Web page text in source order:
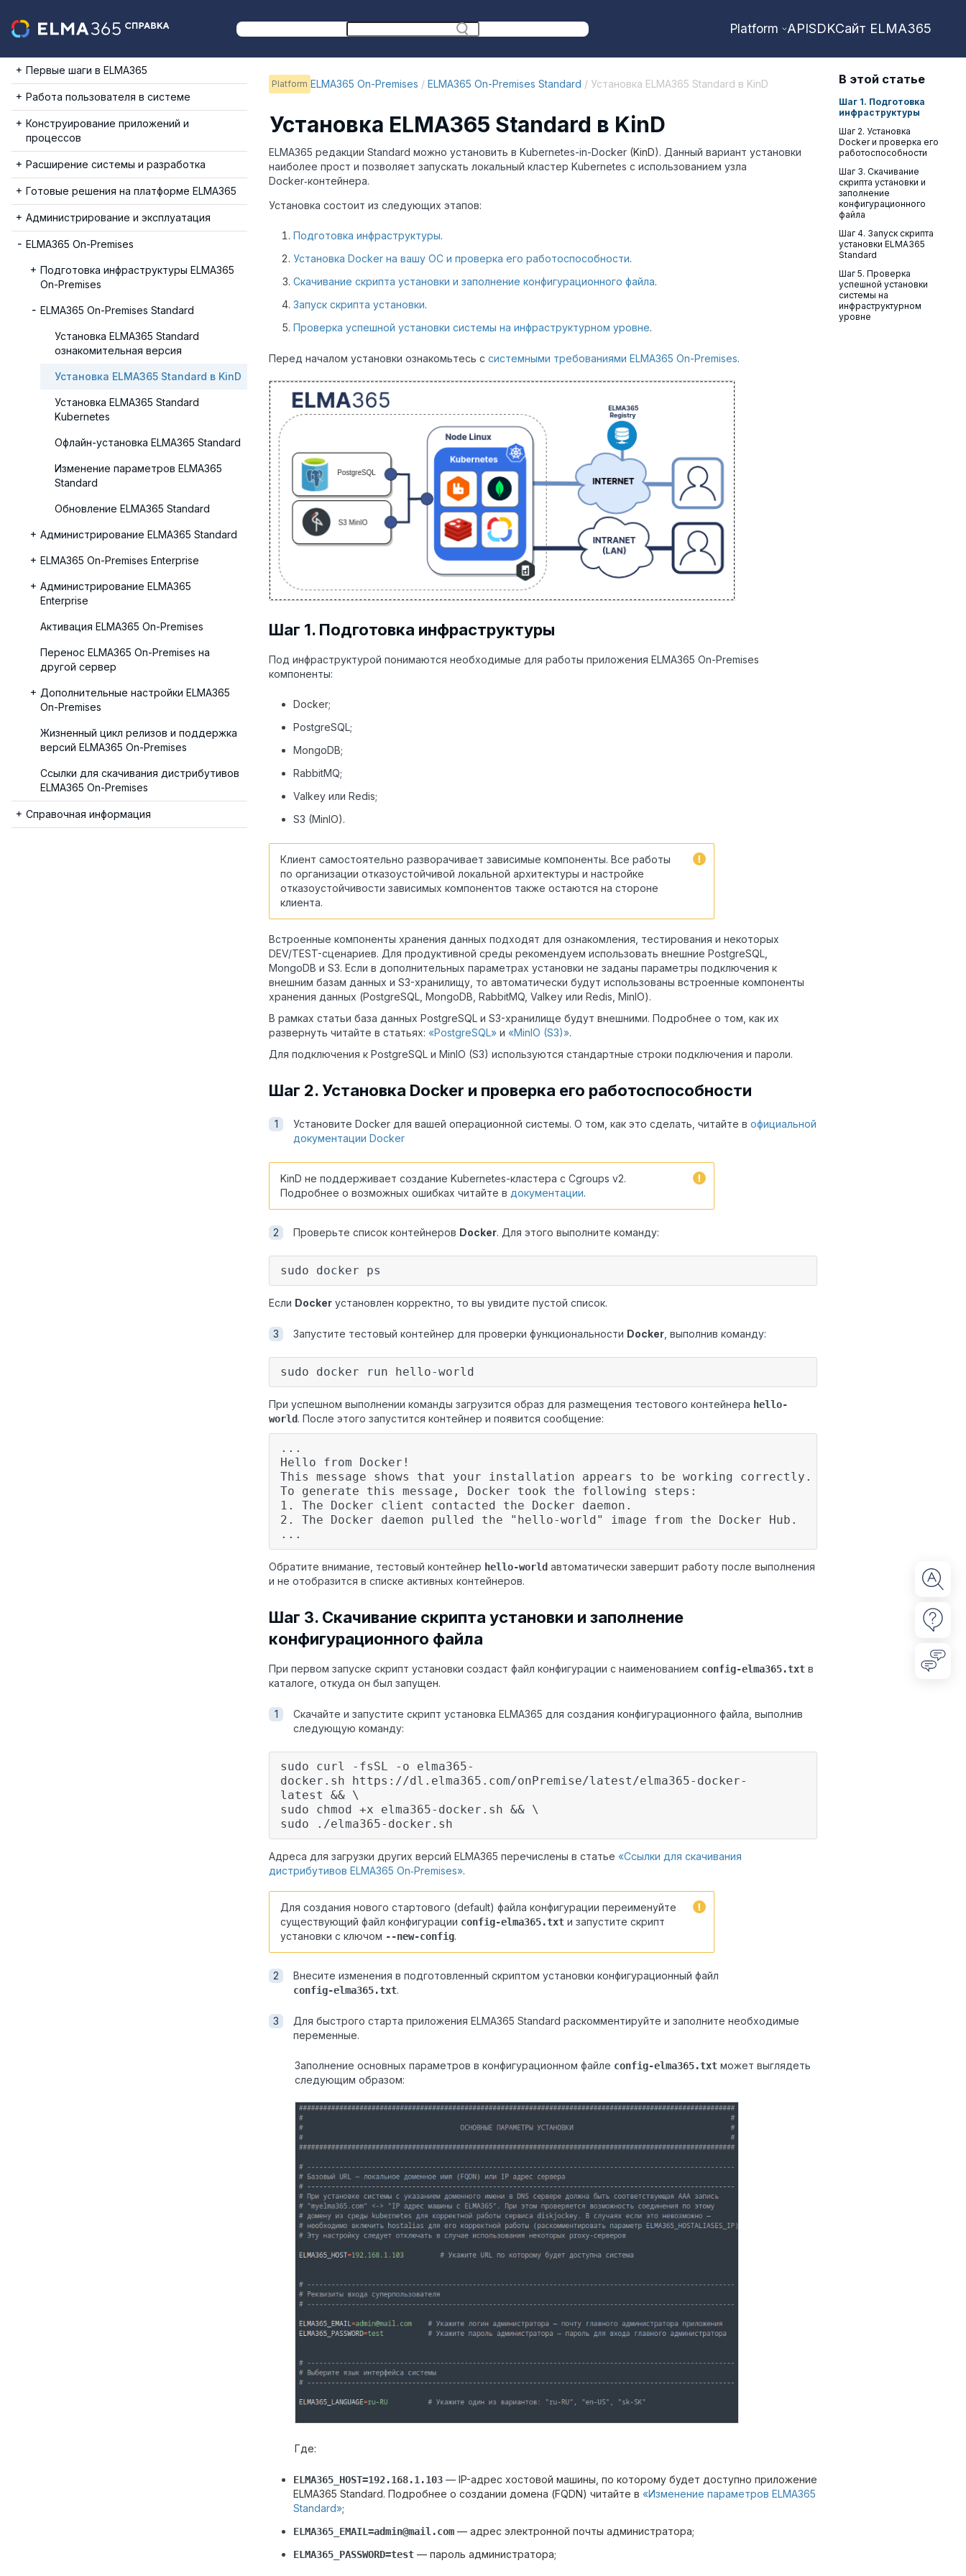
Platform APISDKСайт ELMA365
Первые шаги в ELMA365
Работа пользователя в системе
Конструирование приложений и
процессов
Расширение системы и разработка
Готовые решения на платформе ELMA365
Администрирование и эксплуатация
ELMA365 On-Premises
Подготовка инфраструктуры ELMA365
On-Premises
ELMA365 On-Premises Standard
Установка ELMA365 Standard
ознакомительная версия
Установка ELMA365 Standard в KinD
Установка ELMA365 Standard
Kubernetes
Офлайн-установка ELMA365 Standard
Изменение параметров ELMA365
Standard
Обновление ELMA365 Standard
Администрирование ELMA365 Standard
ELMA365 On-Premises Enterprise
Администрирование ELMA365
Enterprise
Активация ELMA365 On-Premises
Перенос ELMA365 On-Premises на
другой сервер
Дополнительные настройки ELMA365
On-Premises
Жизненный цикл релизов и поддержка
версий ELMA365 On-Premises
Ссылки для скачивания дистрибутивов
ELMA365 On-Premises
Справочная информация
Platform ELMA365 On-Premises / ELMA365 On-Premises Standard / Установка ELMA365 Standard в KinD
Установка ELMA365 Standard в KinD
ELMA365 редакции Standard можно установить в Kubernetes-in-Docker (KinD). Данный вариант установки
наиболее прост и позволяет запускать локальный кластер Kubernetes с использованием узла
Docker‑контейнера.
Установка состоит из следующих этапов:
Подготовка инфраструктуры.
Установка Docker на вашу ОС и проверка его работоспособности.
Скачивание скрипта установки и заполнение конфигурационного файла.
Запуск скрипта установки.
Проверка успешной установки системы на инфраструктурном уровне.
Перед началом установки ознакомьтесь с системными требованиями ELMA365 On-Premises.
Шаг 1. Подготовка инфраструктуры
Под инфраструктурой понимаются необходимые для работы приложения ELMA365 On-Premises
компоненты:
Docker;
PostgreSQL;
MongoDB;
RabbitMQ;
Valkey или Redis;
S3 (MinIO).
Клиент самостоятельно разворачивает зависимые компоненты. Все работы
по организации отказоустойчивой локальной архитектуры и настройке
отказоустойчивости зависимых компонентов также остаются на стороне
клиента.
Встроенные компоненты хранения данных подходят для ознакомления, тестирования и некоторых
DEV/TEST-сценариев. Для продуктивной среды рекомендуем использовать внешние PostgreSQL,
MongoDB и S3. Если в дополнительных параметрах установки не заданы параметры подключения к
внешним базам данных и S3-хранилищу, то автоматически будут использованы встроенные компоненты
хранения данных (PostgreSQL, MongoDB, RabbitMQ, Valkey или Redis, MinIO).
В рамках статьи база данных PostgreSQL и S3-хранилище будут внешними. Подробнее о том, как их
развернуть читайте в статьях: «PostgreSQL» и «MinIO (S3)».
Для подключения к PostgreSQL и MinIO (S3) используются стандартные строки подключения и пароли.
Шаг 2. Установка Docker и проверка его работоспособности
Установите Docker для вашей операционной системы. О том, как это сделать, читайте в официальной
документации Docker
KinD не поддерживает создание Kubernetes-кластера с Cgroups v2.
Подробнее о возможных ошибках читайте в документации.
Проверьте список контейнеров Docker. Для этого выполните команду:
sudo docker ps
Если Docker установлен корректно, то вы увидите пустой список.
Запустите тестовый контейнер для проверки функциональности Docker , выполнив команду:
sudo docker run hello-world
При успешном выполнении команды загрузится образ для размещения тестового контейнера hello-
world. После этого запустится контейнер и появится сообщение:
...
Hello from Docker!
This message shows that your installation appears to be working correctly.
To generate this message, Docker took the following steps:
1. The Docker client contacted the Docker daemon.
2. The Docker daemon pulled the "hello-world" image from the Docker Hub.
...
Обратите внимание, тестовый контейнер hello-world автоматически завершит работу после выполнения
и не отобразится в списке активных контейнеров.
Шаг 3. Скачивание скрипта установки и заполнение
конфигурационного файла
При первом запуске скрипт установки создаст файл конфигурации с наименованием config-elma365.txt в
каталоге, откуда он был запущен.
Скачайте и запустите скрипт установка ELMA365 для создания конфигурационного файла, выполнив
следующую команду:
sudo curl -fsSL -o elma365-
docker.sh https://dl.elma365.com/onPremise/latest/elma365-docker-
latest && \
sudo chmod +x elma365-docker.sh && \
sudo ./elma365-docker.sh
Адреса для загрузки других версий ELMA365 перечислены в статье «Ссылки для скачивания
дистрибутивов ELMA365 On‑Premises».
Для создания нового стартового (default) файла конфигурации переименуйте
существующий файл конфигурации config-elma365.txt и запустите скрипт
установки с ключом --new-config.
Внесите изменения в подготовленный скриптом установки конфигурационный файл
config-elma365.txt.
Для быстрого старта приложения ELMA365 Standard раскомментируйте и заполните необходимые
переменные.
Заполнение основных параметров в конфигурационном файле config-elma365.txt может выглядеть
следующим образом:
Где:
ELMA365_HOST=192.168.1.103 — IP-адрес хостовой машины, по которому будет доступно приложение
ELMA365 Standard. Подробнее о создании домена (FQDN) читайте в «Изменение параметров ELMA365
Standard»;
ELMA365_EMAIL=admin@mail.com — адрес электронной почты администратора;
ELMA365_PASSWORD=test — пароль администратора;
В этой статье
Шаг 1. Подготовка
инфраструктуры
Шаг 2. Установка
Docker и проверка его
работоспособности
Шаг 3. Скачивание
скрипта установки и
заполнение
конфигурационного
файла
Шаг 4. Запуск скрипта
установки ELMA365
Standard
Шаг 5. Проверка
успешной установки
системы на
инфраструктурном
уровне